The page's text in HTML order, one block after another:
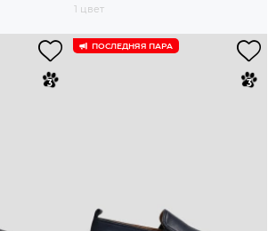
1 цвет
ПОСЛЕДНЯЯ ПАРА